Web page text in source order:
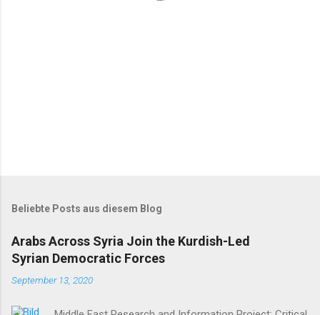
Beliebte Posts aus diesem Blog
Arabs Across Syria Join the Kurdish-Led
Syrian Democratic Forces
September 13, 2020